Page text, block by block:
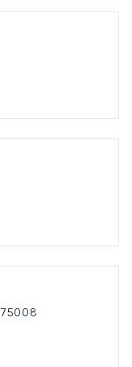
75008